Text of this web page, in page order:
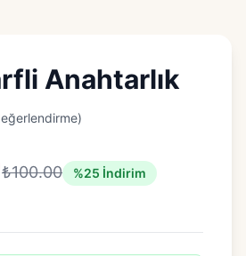
Anahtarlık
₺100.00
%25 İndirim